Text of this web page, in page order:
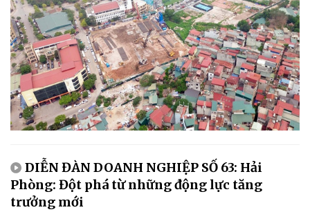
DIỄN ĐÀN DOANH NGHIỆP SỐ 63: Hải
Phòng: Đột phá từ những động lực tăng
trưởng mới